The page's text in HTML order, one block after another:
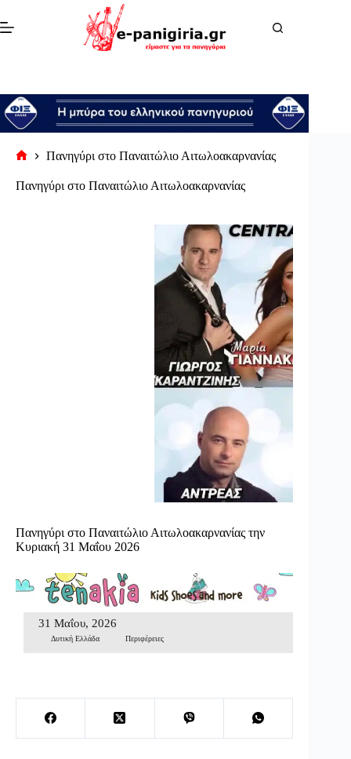
στο
περιεχόμενο
σελίδα
Πανηγύρι στο Παναιτώλιο Αιτωλοακαρνανίας
Πανηγύρι στο Παναιτώλιο Αιτωλοακαρνανίας
Πανηγύρι στο Παναιτώλιο Αιτωλοακαρνανίας την
Κυριακή 31 Μαΐου 2026
31 Μαΐου, 2026
Δυτική Ελλάδα Περιφέρειες